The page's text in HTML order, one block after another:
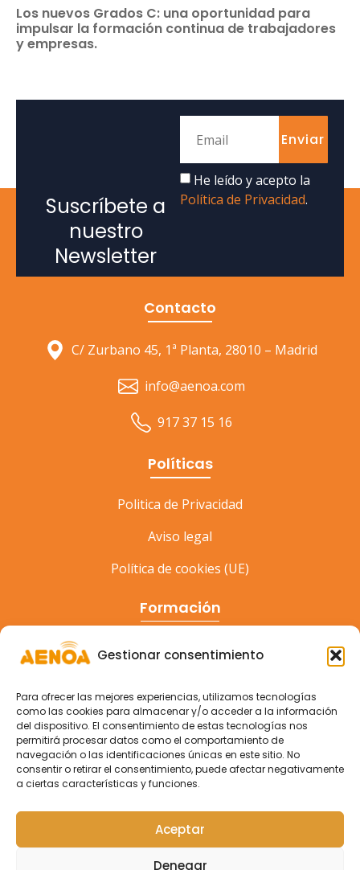
Gestionar consentimiento
Para ofrecer las mejores experiencias, utilizamos tecnologías
como las cookies para almacenar y/o acceder a la información
del dispositivo. El consentimiento de estas tecnologías nos
permitirá procesar datos como el comportamiento de
navegación o las identificaciones únicas en este sitio. No
consentir o retirar el consentimiento, puede afectar negativamente
a ciertas características y funciones.
Aceptar
Denegar
Los nuevos Grados C: una oportunidad para
impulsar la formación continua de trabajadores
y empresas.
Suscríbete a
nuestro
Newsletter
He leído y acepto la
Política de Privacidad.
Enviar
Contacto
C/ Zurbano 45, 1ª Planta, 28010 – Madrid
info@aenoa.com
917 37 15 16
Políticas
Politica de Privacidad
Aviso legal
Política de cookies (UE)
Formación
Cursos
Congreso